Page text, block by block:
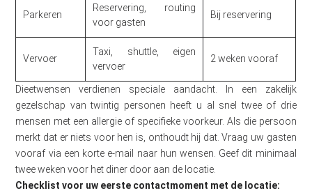
Parkeren
Reservering, routing
voor gasten
Bij reservering
Vervoer
Taxi, shuttle, eigen
vervoer
2 weken vooraf
Dieetwensen verdienen speciale aandacht. In een zakelijk
gezelschap van twintig personen heeft u al snel twee of drie
mensen met een allergie of specifieke voorkeur. Als die persoon
merkt dat er niets voor hen is, onthoudt hij dat. Vraag uw gasten
vooraf via een korte e-mail naar hun wensen. Geef dit minimaal
twee weken voor het diner door aan de locatie.
Checklist voor uw eerste contactmoment met de locatie: